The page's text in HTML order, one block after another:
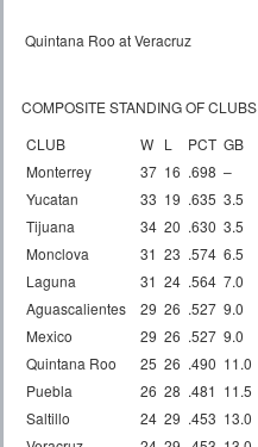
Quintana Roo at Veracruz
COMPOSITE STANDING OF CLUBS
CLUB
W L PCT GB
Monterrey
37 16 .698 –
Yucatan
33 19 .635 3.5
Tijuana
34 20 .630 3.5
Monclova
31 23 .574 6.5
Laguna
31 24 .564 7.0
Aguascalientes
29 26 .527 9.0
Mexico
29 26 .527 9.0
Quintana Roo
25 26 .490 11.0
Puebla
26 28 .481 11.5
Saltillo
24 29 .453 13.0